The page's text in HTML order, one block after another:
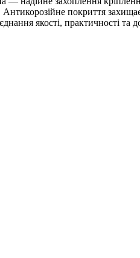
Антикорозійне покриття
якості, практичності та